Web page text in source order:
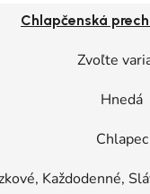
Chlapčenská
Zvoľte
Hnedá
Chlapec
Každodenné,